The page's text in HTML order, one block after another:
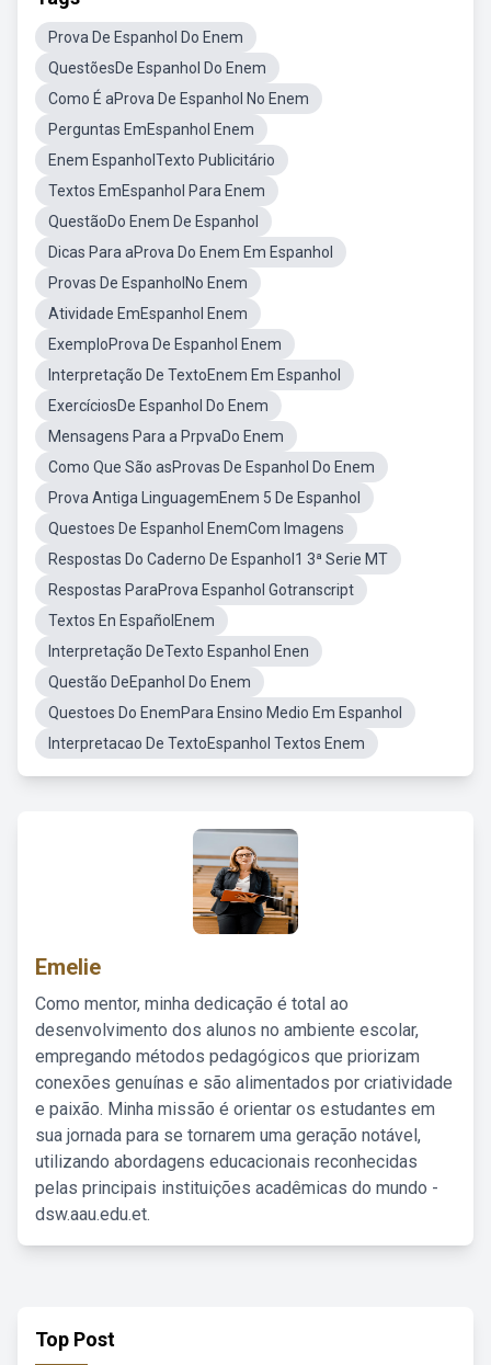
Prova De Espanhol Do Enem
QuestõesDe Espanhol Do Enem
Como É aProva De Espanhol No Enem
Perguntas EmEspanhol Enem
Enem EspanholTexto Publicitário
Textos EmEspanhol Para Enem
QuestãoDo Enem De Espanhol
Dicas Para aProva Do Enem Em Espanhol
Provas De EspanholNo Enem
Atividade EmEspanhol Enem
ExemploProva De Espanhol Enem
Interpretação De TextoEnem Em Espanhol
ExercíciosDe Espanhol Do Enem
Mensagens Para a PrpvaDo Enem
Como Que São asProvas De Espanhol Do Enem
Prova Antiga LinguagemEnem 5 De Espanhol
Questoes De Espanhol EnemCom Imagens
Respostas Do Caderno De Espanhol1 3ª Serie MT
Respostas ParaProva Espanhol Gotranscript
Textos En EspañolEnem
Interpretação DeTexto Espanhol Enen
Questão DeEpanhol Do Enem
Questoes Do EnemPara Ensino Medio Em Espanhol
Interpretacao De TextoEspanhol Textos Enem
Emelie
Como mentor, minha dedicação é total ao
desenvolvimento dos alunos no ambiente escolar,
empregando métodos pedagógicos que priorizam
conexões genuínas e são alimentados por criatividade
e paixão. Minha missão é orientar os estudantes em
sua jornada para se tornarem uma geração notável,
utilizando abordagens educacionais reconhecidas
pelas principais instituições acadêmicas do mundo -
dsw.aau.edu.et.
Top Post